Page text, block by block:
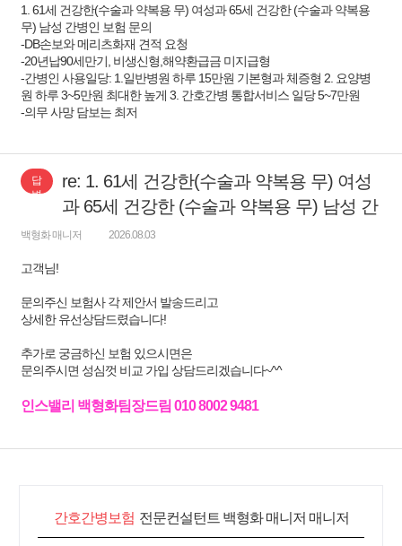
1. 61세 건강한(수술과 약복용 무) 여성과 65세 건강한 (수술과 약복용
무) 남성 간병인 보험 문의
-DB손보와 메리츠화재 견적 요청
-20년납90세만기, 비생신형,해약환급금 미지급형
-간병인 사용일당: 1.일반병원 하루 15만원 기본형과 체증형 2. 요양병
원 하루 3~5만원 최대한 높게 3. 간호간병 통합서비스 일당 5~7만원
-의무 사망 담보는 최저
답
변
re: 1. 61세 건강한(수술과 약복용 무) 여성
과 65세 건강한 (수술과 약복용 무) 남성 간
백형화 매니저 2026.08.03
고객님!
문의주신 보험사 각 제안서 발송드리고
상세한 유선상담드렸습니다!
추가로 궁금하신 보험 있으시면은
문의주시면 성심껏 비교 가입 상담드리겠습니다~^^
인스밸리 백형화팀장드림 010 8002 9481
간호간병보험 전문컨설턴트 백형화 매니저 매니저